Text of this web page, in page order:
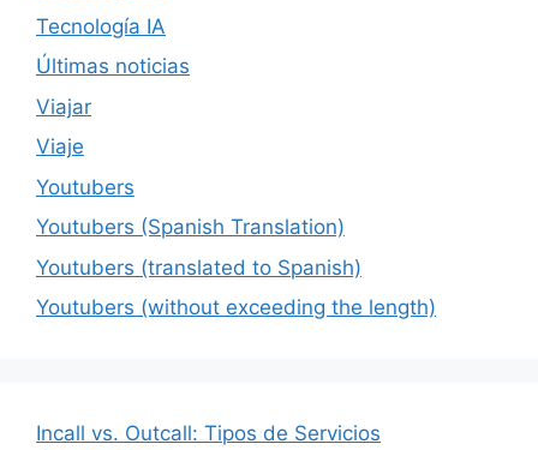
Tecnología IA
Últimas noticias
Viajar
Viaje
Youtubers
Youtubers (Spanish Translation)
Youtubers (translated to Spanish)
Youtubers (without exceeding the length)
Incall vs. Outcall: Tipos de Servicios